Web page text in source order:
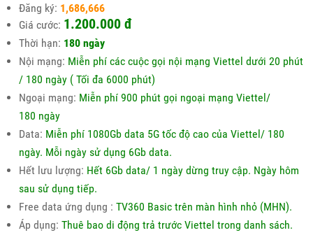
Đăng ký: 1,686,666
Giá cước: 1.200.000 đ
Thời hạn: 180 ngày
Nội mạng: Miễn phí các cuộc gọi nội mạng Viettel dưới 20 phút
/ 180 ngày ( Tối đa 6000 phút)
Ngoại mạng: Miễn phí 900 phút gọi ngoại mạng Viettel/
180 ngày
Data: Miễn phí 1080Gb data 5G tốc độ cao của Viettel/ 180
ngày. Mỗi ngày sử dụng 6Gb data.
Hết lưu lượng: Hết 6Gb data/ 1 ngày dừng truy cập. Ngày hôm
sau sử dụng tiếp.
Free data ứng dụng : TV360 Basic trên màn hình nhỏ (MHN).
Áp dụng: Thuê bao di động trả trước Viettel trong danh sách.